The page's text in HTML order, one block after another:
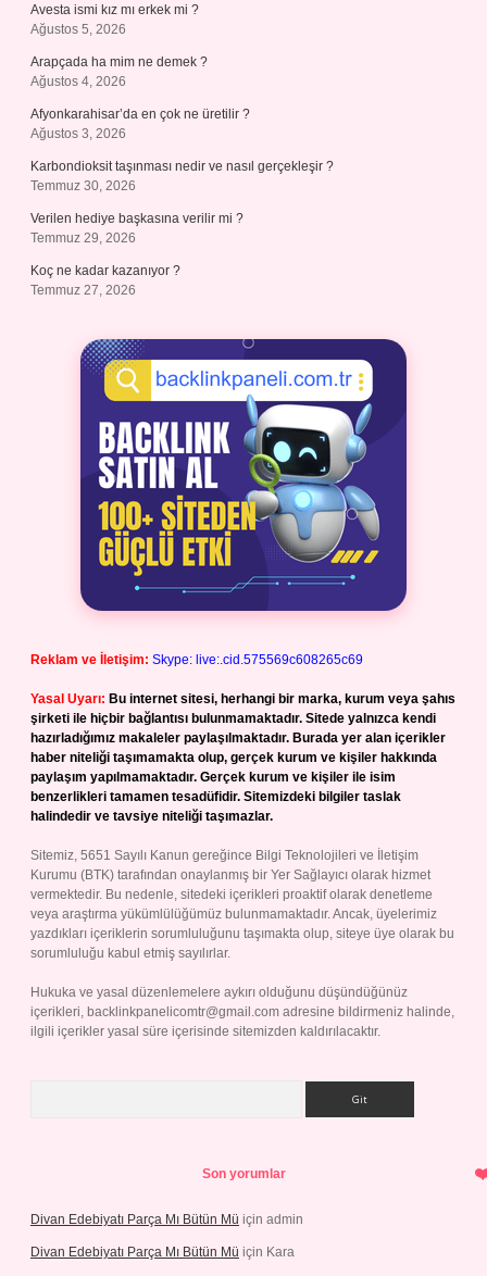
Avesta ismi kız mı erkek mi ?
Ağustos 5, 2026
Arapçada ha mim ne demek ?
Ağustos 4, 2026
Afyonkarahisar’da en çok ne üretilir ?
Ağustos 3, 2026
Karbondioksit taşınması nedir ve nasıl gerçekleşir ?
Temmuz 30, 2026
Verilen hediye başkasına verilir mi ?
Temmuz 29, 2026
Koç ne kadar kazanıyor ?
Temmuz 27, 2026
Reklam ve İletişim: Skype: live:.cid.575569c608265c69
Yasal Uyarı: Bu internet sitesi, herhangi bir marka, kurum veya şahıs
şirketi ile hiçbir bağlantısı bulunmamaktadır. Sitede yalnızca kendi
hazırladığımız makaleler paylaşılmaktadır. Burada yer alan içerikler
haber niteliği taşımamakta olup, gerçek kurum ve kişiler hakkında
paylaşım yapılmamaktadır. Gerçek kurum ve kişiler ile isim
benzerlikleri tamamen tesadüfidir. Sitemizdeki bilgiler taslak
halindedir ve tavsiye niteliği taşımazlar.
Sitemiz, 5651 Sayılı Kanun gereğince Bilgi Teknolojileri ve İletişim
Kurumu (BTK) tarafından onaylanmış bir Yer Sağlayıcı olarak hizmet
vermektedir. Bu nedenle, sitedeki içerikleri proaktif olarak denetleme
veya araştırma yükümlülüğümüz bulunmamaktadır. Ancak, üyelerimiz
yazdıkları içeriklerin sorumluluğunu taşımakta olup, siteye üye olarak bu
sorumluluğu kabul etmiş sayılırlar.
Hukuka ve yasal düzenlemelere aykırı olduğunu düşündüğünüz
içerikleri, backlinkpanelicomtr@gmail.com adresine bildirmeniz halinde,
ilgili içerikler yasal süre içerisinde sitemizden kaldırılacaktır.
Son yorumlar
Divan Edebiyatı Parça Mı Bütün Mü için admin
Divan Edebiyatı Parça Mı Bütün Mü için Kara